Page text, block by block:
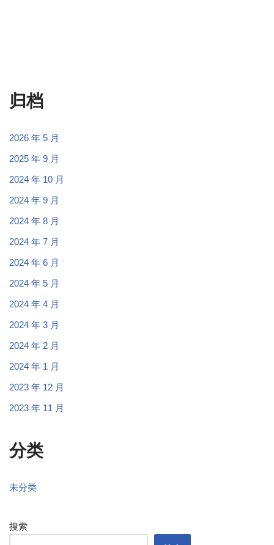
归档
2026 年 5 月
2025 年 9 月
2024 年 10 月
2024 年 9 月
2024 年 8 月
2024 年 7 月
2024 年 6 月
2024 年 5 月
2024 年 4 月
2024 年 3 月
2024 年 2 月
2024 年 1 月
2023 年 12 月
2023 年 11 月
分类
未分类
搜索